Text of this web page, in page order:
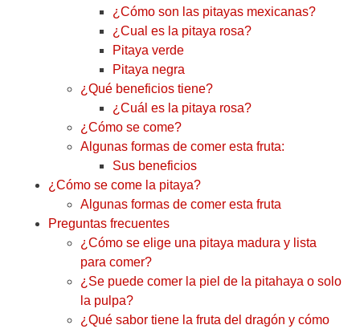
¿Cómo son las pitayas mexicanas?
¿Cual es la pitaya rosa?
Pitaya verde
Pitaya negra
¿Qué beneficios tiene?
¿Cuál es la pitaya rosa?
¿Cómo se come?
Algunas formas de comer esta fruta:
Sus beneficios
¿Cómo se come la pitaya?
Algunas formas de comer esta fruta
Preguntas frecuentes
¿Cómo se elige una pitaya madura y lista
para comer?
¿Se puede comer la piel de la pitahaya o solo
la pulpa?
¿Qué sabor tiene la fruta del dragón y cómo